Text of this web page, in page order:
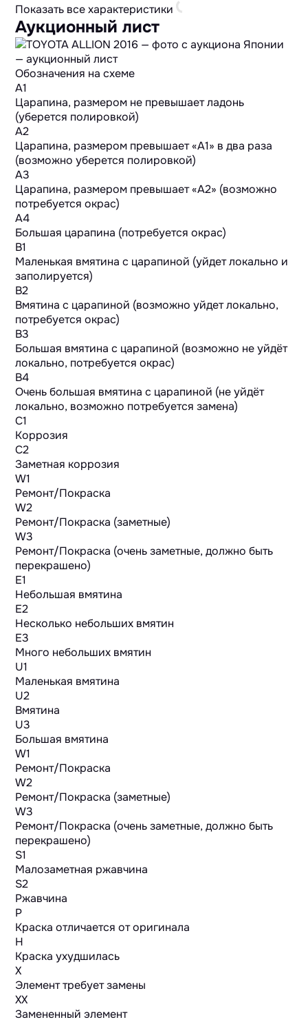
Показать все характеристики
Аукционный лист
Обозначения на схеме
A1
Царапина, размером не превышает ладонь
(уберется полировкой)
A2
Царапина, размером превышает «А1» в два раза
(возможно уберется полировкой)
A3
Царапина, размером превышает «А2» (возможно
потребуется окрас)
A4
Большая царапина (потребуется окрас)
B1
Маленькая вмятина с царапиной (уйдет локально и
заполируется)
B2
Вмятина с царапиной (возможно уйдет локально,
потребуется окрас)
B3
Большая вмятина с царапиной (возможно не уйдёт
локально, потребуется окрас)
B4
Очень большая вмятина с царапиной (не уйдёт
локально, возможно потребуется замена)
C1
Коррозия
C2
Заметная коррозия
W1
Ремонт/Покраска
W2
Ремонт/Покраска (заметные)
W3
Ремонт/Покраска (очень заметные, должно быть
перекрашено)
E1
Небольшая вмятина
E2
Несколько небольших вмятин
E3
Много небольших вмятин
U1
Маленькая вмятина
U2
Вмятина
U3
Большая вмятина
W1
Ремонт/Покраска
W2
Ремонт/Покраска (заметные)
W3
Ремонт/Покраска (очень заметные, должно быть
перекрашено)
S1
Малозаметная ржавчина
S2
Ржавчина
P
Краска отличается от оригинала
H
Краска ухудшилась
X
Элемент требует замены
XX
Замененный элемент